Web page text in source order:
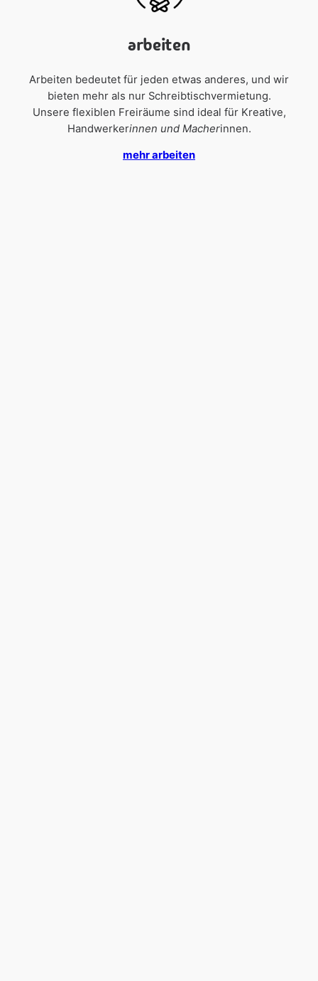
arbeiten
Arbeiten bedeutet für jeden etwas anderes, und wir
bieten mehr als nur Schreibtischvermietung.
Unsere flexiblen Freiräume sind ideal für Kreative,
Handwerkerinnen und Macherinnen.
mehr arbeiten